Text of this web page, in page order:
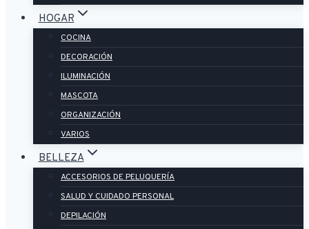
HOGAR
COCINA
DECORACIÓN
ILUMINACIÓN
MASCOTA
ORGANIZACIÓN
VARIOS
BELLEZA
ACCESORIOS DE PELUQUERÍA
SALUD Y CUIDADO PERSONAL
DEPILACIÓN